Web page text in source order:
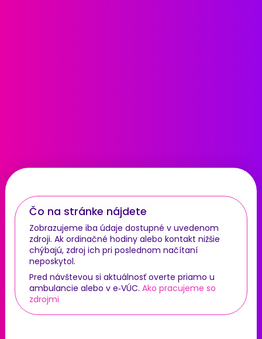
Čo na stránke nájdete
Zobrazujeme iba údaje dostupné v uvedenom
zdroji. Ak ordinačné hodiny alebo kontakt nižšie
chýbajú, zdroj ich pri poslednom načítaní
neposkytol.
Pred návštevou si aktuálnosť overte priamo u
ambulancie alebo v e‑VÚC. Ako pracujeme so
zdrojmi